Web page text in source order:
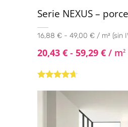
Serie NEXUS –
16,88 € - 49,00 € / m² (sin
20,43 € - 59,29 € / m2